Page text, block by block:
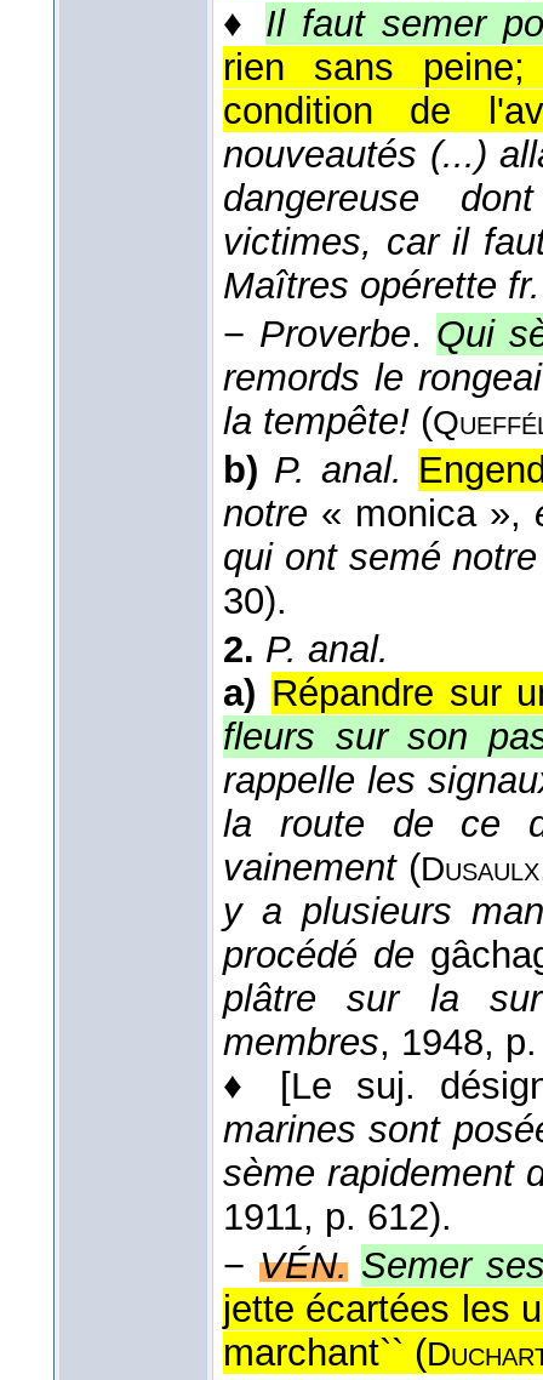
♦ Il faut semer
rien sans
condition de
nouveautés (...)
dangereuse
victimes, car il
Maîtres opérette fr.
− Proverbe. Qui
remords le
la tempête! (
b) P. anal.
notre « monica »,
qui ont semé
30).
2. P. anal.
a) Répandre sur
fleurs sur son
rappelle les
la route de ce
vainement(Dusaulx
y a plusieurs
procédé de
plâtre sur la
membres, 1948,
♦ [Le suj.
marines sont
sème rapidement
1911, p. 612).
− VÉN. Semer
jette écartées les
marchant`` (